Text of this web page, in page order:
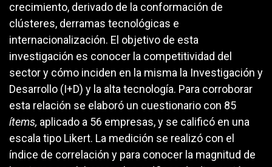
crecimiento, derivado de la conformación de
clústeres, derramas tecnológicas e
internacionalización. El objetivo de esta
investigación es conocer la competitividad del
sector y cómo inciden en la misma la Investigación y
Desarrollo (I+D) y la alta tecnología. Para corroborar
esta relación se elaboró un cuestionario con 85
ítems, aplicado a 56 empresas, y se calificó en una
escala tipo Likert. La medición se realizó con el
índice de correlación y para conocer la magnitud de